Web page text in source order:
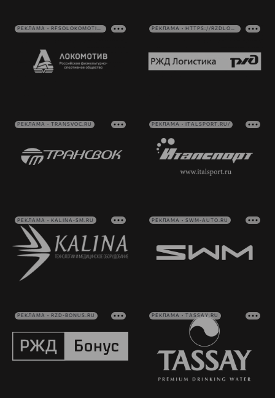
РЕКЛАМА • RFSOLOKOMOTIV.RU РЕКЛАМА • HTTPS://RZDLOG.RU/
РЕКЛАМА • TRANSVOC.RU РЕКЛАМА • ITALSPORT.RU/
РЕКЛАМА • KALINA-SM.RU РЕКЛАМА • SWM-AUTO.RU
РЕКЛАМА • RZD-BONUS.RU РЕКЛАМА • TASSAY.RU